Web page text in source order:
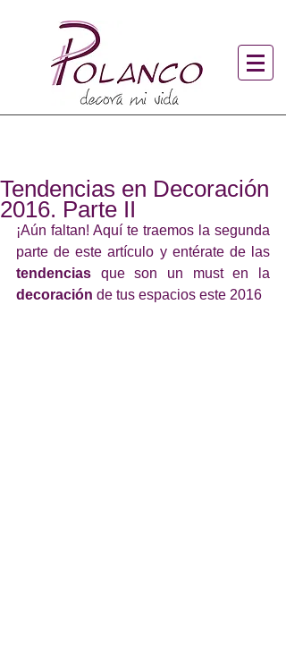
Tendencias en Decoración
2016. Parte II
¡Aún faltan! Aquí te traemos la segunda
tendencias
decoración de tus espacios este 2016